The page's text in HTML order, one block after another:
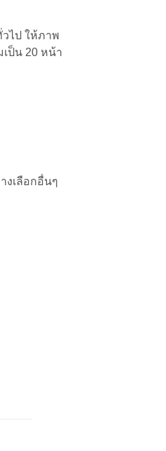
ไป ให้ภาพ
ป็น 20 หน้า
งเลือกอื่นๆ